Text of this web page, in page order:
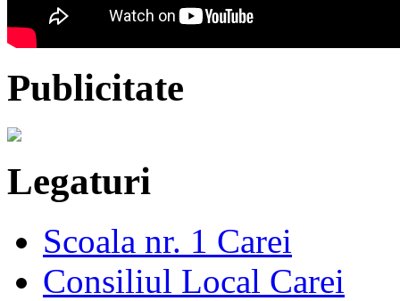
Publicitate
Legaturi
Scoala nr. 1 Carei
Consiliul Local Carei